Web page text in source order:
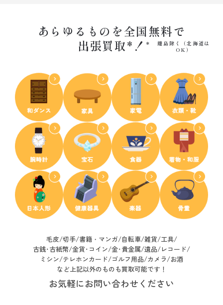
あらゆるものを全国無料で
出張買取*！
離島除く（北海道は
OK）
毛皮/切手/書籍・マンガ/自転車/雑貨/工具/
古銭･古紙幣/金貨･コイン/金･貴金属/遺品/レコード/
ミシン/テレホンカード/ゴルフ用品/カメラ/お酒
など上記以外のものも買取可能です！
お気軽にお問い合わせください